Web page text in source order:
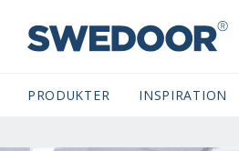
SWEDOOR
PRODUKTER INSPIRATION